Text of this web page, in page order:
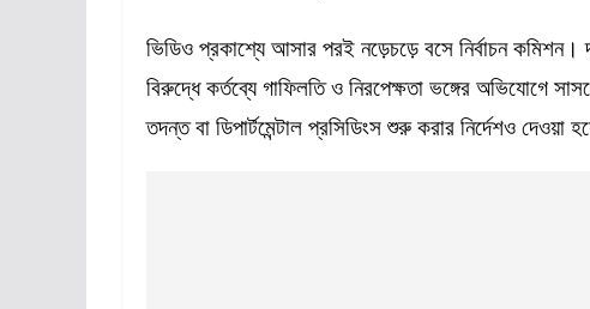
ভিডিও প্রকাশ্যে আসার পরই নড়েচড়ে বসে নির্বাচন
বিরুদ্ধে কর্তব্যে গাফিলতি ও নিরপেক্ষতা ভঙ্গের অভিযোগে
তদন্ত বা ডিপার্টমেন্টাল প্রসিডিংস শুরু করার নির্দেশও দেওয়া